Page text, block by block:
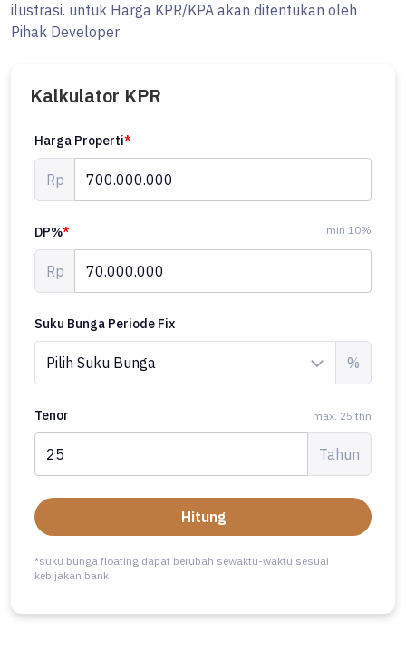
ilustrasi. untuk Harga KPR/KPA akan ditentukan oleh
Pihak Developer
Kalkulator KPR
Harga Properti*
Rp
DP%* min 10%
Rp
Suku Bunga Periode Fix
%
Tenor max. 25 thn
Tahun
Hitung
*suku bunga floating dapat berubah sewaktu-waktu sesuai
kebijakan bank